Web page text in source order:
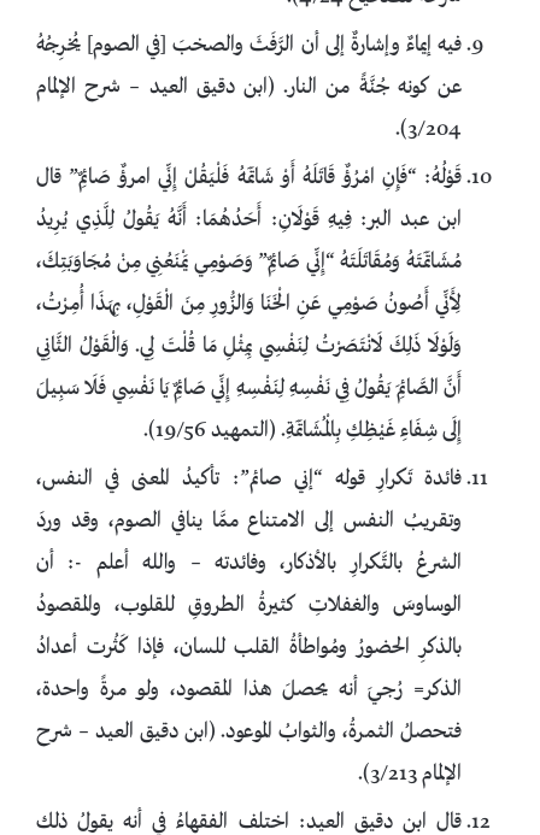
فيه إيماءٌ وإشارةٌ إلى أن الرَّفَثَ والصخبَ [في الصوم] يُخرِجُهُ
عن كونه جُنَّةً من النار. (ابن دقيق العيد – شرح الإلمام
3/204).
قَوْلُهُ: “فَإِنِ امْرُؤٌ قَاتَلَهُ أَوْ شَاتَمَهُ فَلْيَقُلْ إِنِّي امرؤٌ صَائِمٌ” قال
ابن عبد البر: فِيهِ قَوْلَانِ: أَحَدُهُمَا: أَنَّهُ يَقُولُ لِلَّذِي يُرِيدُ
مُشَاتَمَتَهُ وَمُقَاتَلَتَهُ “إِنِّي صَائِمٌ” وَصَوْمِي يَمْنَعُنِي مِنْ مُجَاوَبَتِكَ،
لِأَنِّي أَصُونُ صَوْمِي عَنِ الْخَنَا وَالزُّورِ مِنَ الْقَوْلِ، بِهَذَا أُمِرْتُ،
وَلَوْلَا ذَلِكَ لَانْتَصَرْتُ لِنَفْسِي بِمِثْلِ مَا قُلْتَ لِي. وَالْقَوْلُ الثَّانِي
أَنَّ الصَّائِمَ يَقُولُ فِي نَفْسِهِ لِنَفْسِهِ إِنِّي صَائِمٌ يَا نَفْسِي فَلَا سَبِيلَ
إِلَى شِفَاءِ غَيْظِكِ بِالْمُشَاتَمَةِ. (التمهيد 19/56).
فائدة تَكرارِ قوله “إني صائم”: تأكيدُ المعنى في النفس،
وتقريبُ النفس إلى الامتناع ممَّا ينافي الصوم، وقد وردَ
الشرعُ بالتَّكرارِ بالأذكار، وفائدته – والله أعلم -: أن
الوساوسَ والغفلاتِ كثيرةُ الطروقِ للقلوب، والمقصودُ
بالذكرِ الحضورُ ومُواطأةُ القلب للسان، فإذا كَثُرت أعدادُ
الذكر= رُجيَ أنه يحصلَ هذا المقصود، ولو مرةً واحدة،
فتحصلُ الثمرةُ، والثوابُ الموعود. (ابن دقيق العيد – شرح
الإلمام 3/213).
قال ابن دقيق العيد: اختلف الفقهاءُ في أنه يقولُ ذلك